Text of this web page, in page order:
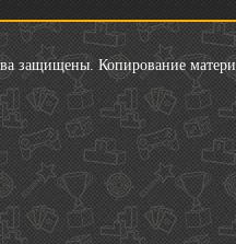
защищены. Копирование